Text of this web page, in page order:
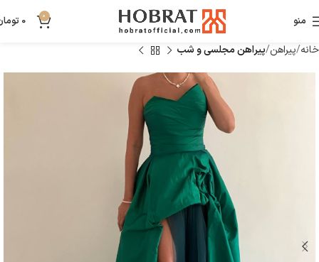
منو 0
0
خانه پیراهن پیراهن مجلسی و شب